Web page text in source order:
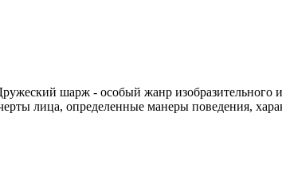
шарж - особый жанр изобразительного
лица, определенные манеры поведения,